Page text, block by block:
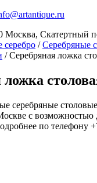
Москва, Скатертный
серебро / Серебряные
/ Серебряная ложка
ложка
серебряные
с возможностью
по телефону